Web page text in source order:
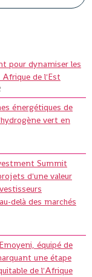
pour dynamiser les
de l'Est
énergétiques de
vert en
Summit
d'une valeur
delà des marchés
équipé de
une étape
de l'Afrique